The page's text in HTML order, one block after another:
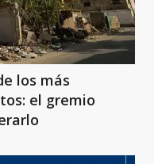
los más
el gremio